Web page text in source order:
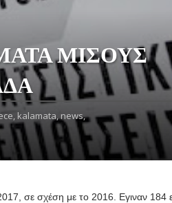
ΜΙΣΟΥΣ
kalamata, news,
σε σχέση με το 2016. Εγιναν 184